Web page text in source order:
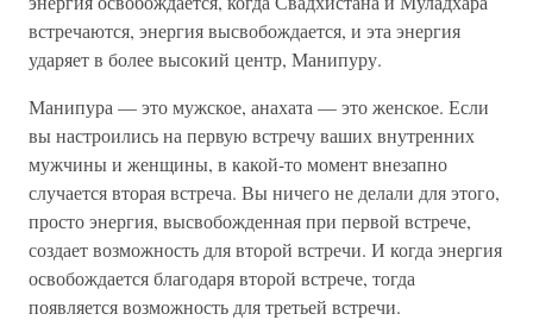
встречаются, энергия высвобождается, и эта энергия
ударяет в более высокий центр, Манипуру.
Манипура — это мужское, анахата — это женское. Если
вы настроились на первую встречу ваших внутренних
мужчины и женщины, в какой-то момент внезапно
случается вторая встреча. Вы ничего не делали для этого,
просто энергия, высвобожденная при первой встрече,
создает возможность для второй встречи. И когда энергия
освобождается благодаря второй встрече, тогда
появляется возможность для третьей встречи.